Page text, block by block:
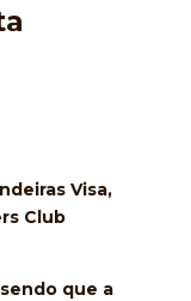
Visa,
Club
que a